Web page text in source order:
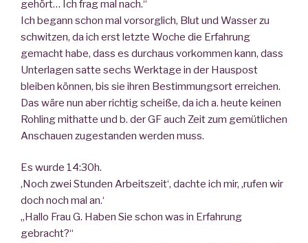
gehört… Ich frag mal nach.“
Ich begann schon mal vorsorglich, Blut und Wasser zu
schwitzen, da ich erst letzte Woche die Erfahrung
gemacht habe, dass es durchaus vorkommen kann, dass
Unterlagen satte sechs Werktage in der Hauspost
bleiben können, bis sie ihren Bestimmungsort erreichen.
Das wäre nun aber richtig scheiße, da ich a. heute keinen
Rohling mithatte und b. der GF auch Zeit zum gemütlichen
Anschauen zugestanden werden muss.
Es wurde 14:30h.
‚Noch zwei Stunden Arbeitszeit‘, dachte ich mir, ‚rufen wir
doch noch mal an.‘
„Hallo Frau G. Haben Sie schon was in Erfahrung
gebracht?“